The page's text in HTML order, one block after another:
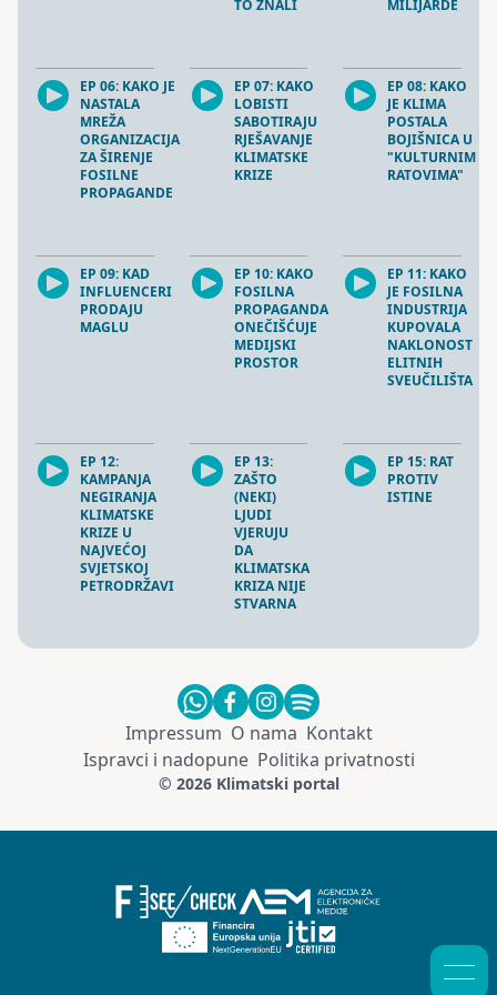
TO ZNALI MILIJARDE
EP 06: KAKO JE
NASTALA
MREŽA
ORGANIZACIJA
ZA ŠIRENJE
FOSILNE
PROPAGANDE
EP 07: KAKO
LOBISTI
SABOTIRAJU
RJEŠAVANJE
KLIMATSKE
KRIZE
EP 08: KAKO
JE KLIMA
POSTALA
BOJIŠNICA U
"KULTURNIM
RATOVIMA"
EP 09: KAD
INFLUENCERI
PRODAJU
MAGLU
EP 10: KAKO
FOSILNA
PROPAGANDA
ONEČIŠĆUJE
MEDIJSKI
PROSTOR
EP 11: KAKO
JE FOSILNA
INDUSTRIJA
KUPOVALA
NAKLONOST
ELITNIH
SVEUČILIŠTA
EP 12:
KAMPANJA
NEGIRANJA
KLIMATSKE
KRIZE U
NAJVEĆOJ
SVJETSKOJ
PETRODRŽAVI
EP 13:
ZAŠTO
(NEKI)
LJUDI
VJERUJU
DA
KLIMATSKA
KRIZA NIJE
STVARNA
EP 15: RAT
PROTIV
ISTINE
Impressum O nama Kontakt
Ispravci i nadopune Politika privatnosti
© 2026 Klimatski portal